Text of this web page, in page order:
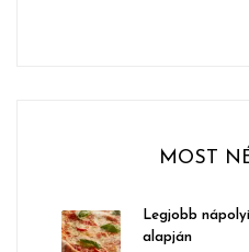
MOST
Legjobb
alapján